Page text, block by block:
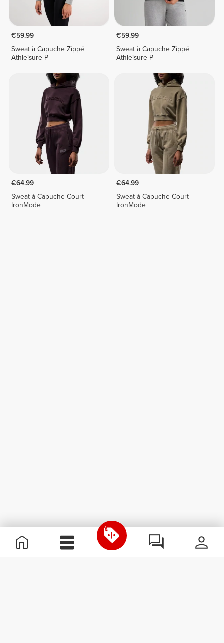
€59.99
Sweat à Capuche Zippé
Athleisure P
€59.99
Sweat à Capuche Zippé
Athleisure P
€64.99
Sweat à Capuche Court
IronMode
€64.99
Sweat à Capuche Court
IronMode